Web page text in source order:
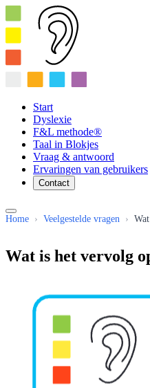
Start
Dyslexie
F&L methode®
Taal in Blokjes
Vraag & antwoord
Ervaringen van gebruikers
Contact
Home › Veelgestelde vragen ›
Wat is het vervolg